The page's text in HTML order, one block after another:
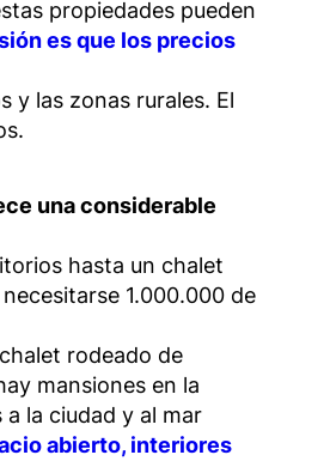
propiedades pueden
es que los precios
y las zonas rurales. El
una considerable
hasta un chalet
1.000.000 de
rodeado de
mansiones en la
la ciudad y al mar
abierto, interiores